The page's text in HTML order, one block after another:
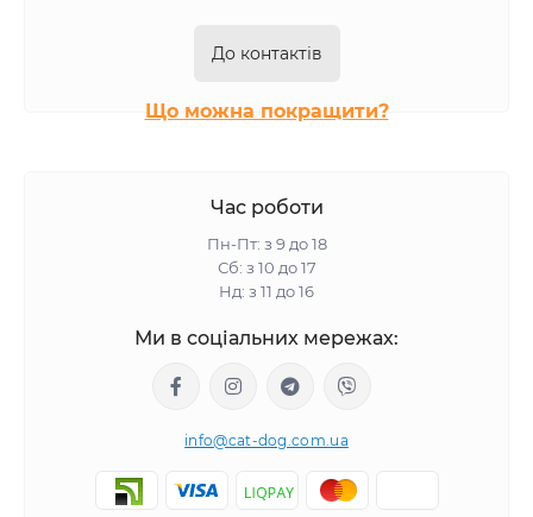
До контактів
Що можна покращити?
Час роботи
Пн-Пт: з 9 до 18
Сб: з 10 до 17
Нд: з 11 до 16
Ми в соціальних мережах:
info@cat-dog.com.ua